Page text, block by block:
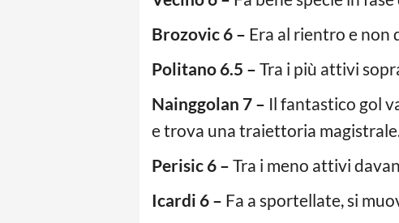
Brozovic 6 – Era al rientro e non
Politano 6.5 – Tra i più attivi
Nainggolan 7 – Il fantastico gol
e trova una traiettoria
Perisic 6 – Tra i meno attivi
Icardi 6 – Fa a sportellate, si